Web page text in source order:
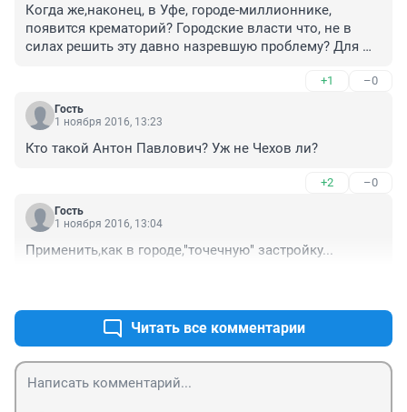
Когда же,наконец, в Уфе, городе-миллионнике,
появится крематорий? Городские власти что, не в
силах решить эту давно назревшую проблему? Для
нашли решение! Идиотизм какой-то! Не можете найти
место, не беритесь за руководство муниципалитетом!.
Другие найдут!
+1 –0
Гость
1 ноября 2016, 13:23
Кто такой Антон Павлович? Уж не Чехов ли?
+2 –0
Гость
1 ноября 2016, 13:04
Применить,как в городе,"точечную" застройку...
Читать все комментарии